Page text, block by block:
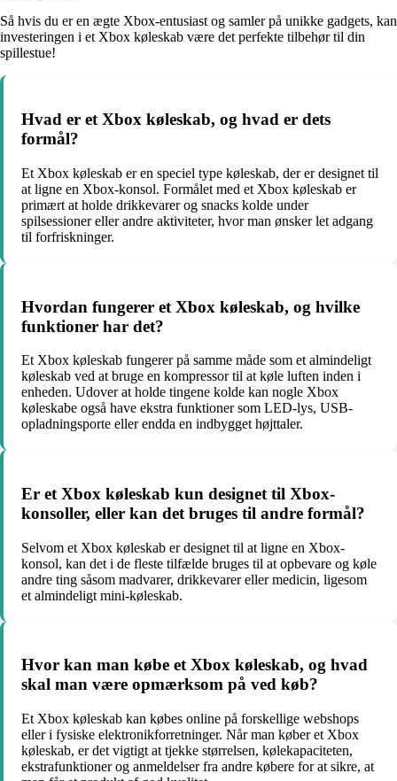
Så hvis du er en ægte Xbox-entusiast og samler på unikke gadgets, kan
investeringen i et Xbox køleskab være det perfekte tilbehør til din
spillestue!
Hvad er et Xbox køleskab, og hvad er dets
formål?
Et Xbox køleskab er en speciel type køleskab, der er designet til
at ligne en Xbox-konsol. Formålet med et Xbox køleskab er
primært at holde drikkevarer og snacks kolde under
spilsessioner eller andre aktiviteter, hvor man ønsker let adgang
til forfriskninger.
Hvordan fungerer et Xbox køleskab, og hvilke
funktioner har det?
Et Xbox køleskab fungerer på samme måde som et almindeligt
køleskab ved at bruge en kompressor til at køle luften inden i
enheden. Udover at holde tingene kolde kan nogle Xbox
køleskabe også have ekstra funktioner som LED-lys, USB-
opladningsporte eller endda en indbygget højttaler.
Er et Xbox køleskab kun designet til Xbox-
konsoller, eller kan det bruges til andre formål?
Selvom et Xbox køleskab er designet til at ligne en Xbox-
konsol, kan det i de fleste tilfælde bruges til at opbevare og køle
andre ting såsom madvarer, drikkevarer eller medicin, ligesom
et almindeligt mini-køleskab.
Hvor kan man købe et Xbox køleskab, og hvad
skal man være opmærksom på ved køb?
Et Xbox køleskab kan købes online på forskellige webshops
eller i fysiske elektronikforretninger. Når man køber et Xbox
køleskab, er det vigtigt at tjekke størrelsen, kølekapaciteten,
ekstrafunktioner og anmeldelser fra andre købere for at sikre, at